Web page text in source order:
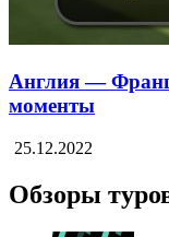
Англия —
моменты
25.12.2022
Обзоры